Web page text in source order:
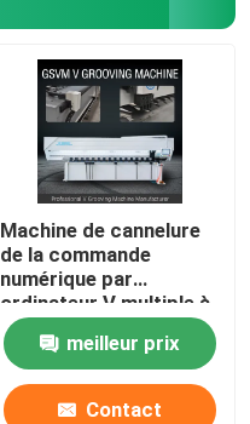
Machine de cannelure
de la commande
numérique par
ordinateur V multiple à
grande vitesse de taille
de machine de coupeur
de cannelure de V
meilleur prix
Contact